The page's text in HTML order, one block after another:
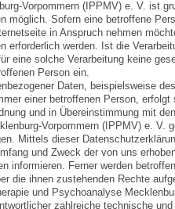
Vorpommern (IPPMV) e. V. ist
möglich. Sofern eine betroffene
in Anspruch nehmen
erforderlich werden. Ist die
eine solche Verarbeitung keine
Person ein.
Daten, beispielsweise
einer betroffenen Person,
und in Übereinstimmung mit
Vorpommern (IPPMV) e. V.
Mittels dieser
und Zweck der von uns
informieren. Ferner werden
die ihnen zustehenden Rechte
und Psychoanalyse
zahlreiche technische